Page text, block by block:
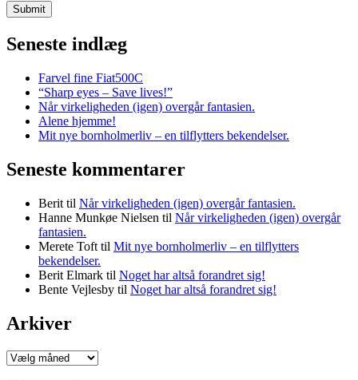
Seneste indlæg
Farvel fine Fiat500C
“Sharp eyes – Save lives!”
Når virkeligheden (igen) overgår fantasien.
Alene hjemme!
Mit nye bornholmerliv – en tilflytters bekendelser.
Seneste kommentarer
Berit til Når virkeligheden (igen) overgår fantasien.
Hanne Munkøe Nielsen til Når virkeligheden (igen) overgår
fantasien.
Merete Toft til Mit nye bornholmerliv – en tilflytters
bekendelser.
Berit Elmark til Noget har altså forandret sig!
Bente Vejlesby til Noget har altså forandret sig!
Arkiver
Arkiver